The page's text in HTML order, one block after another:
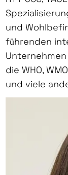
und
führenden
die WHO,
und viele